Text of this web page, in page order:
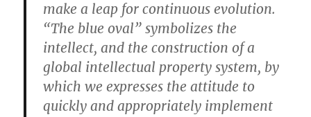
make a leap for continuous evolution.
“The blue oval” symbolizes the
intellect, and the construction of a
global intellectual property system, by
which we expresses the attitude to
quickly and appropriately implement